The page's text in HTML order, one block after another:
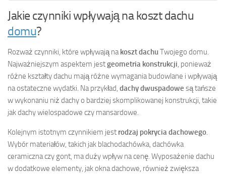
Jakie czynniki wpływają na koszt dachu
domu?
Rozważ czynniki, które wpływają na koszt dachuTwojego domu.
Najważniejszym aspektem jestgeometria konstrukcji , ponieważ
różne kształty dachu mają różne wymagania budowlane i wpływają
na ostateczne wydatki. Na przykład, dachy dwuspadowe są tańsze
w wykonaniu niż dachy o bardziej skomplikowanej konstrukcji, takie
jak dachy wielospadowe czy mansardowe.
Kolejnym istotnym czynnikiem jest rodzaj pokrycia dachowego
Wybór materiałów, takich jak blachodachówka, dachówka
ceramiczna czy gont, ma duży wpływ na cenę. Wyposażenie dachu
w dodatkowe elementy, jak okna dachowe, również zwiększa